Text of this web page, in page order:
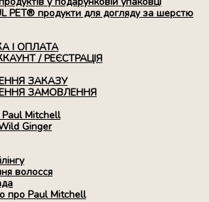
PET® продукти для догляду за шерстю
І ОПЛАТА
/ РЕЄСТРАЦІЯ
ЗАКАЗУ
ЗАМОВЛЕННЯ
Mitchell
Ginger
волосся
про Paul Mitchell